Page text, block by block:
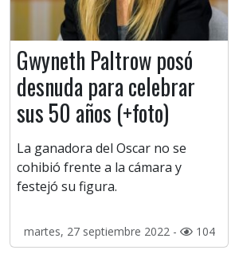
Gwyneth Paltrow posó
desnuda para celebrar
sus 50 años (+foto)
La ganadora del Oscar no se
cohibió frente a la cámara y
festejó su figura.
martes, 27 septiembre 2022 - 104